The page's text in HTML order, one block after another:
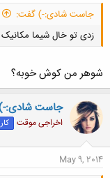
جاست شادی:-) گفت:
زدی تو خال شیما مکانیک
شوهر من کوش خوبه؟
جاست
اخراجی موقت
May 9, 2014